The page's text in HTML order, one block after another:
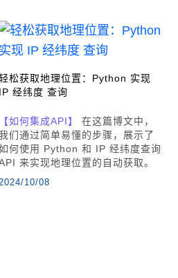
松获取地理位置：Python 实现
IP 经纬度 查询
【如何集成API】
在这篇博文中，
们通过简单易懂的步骤，展示了
何使用 Python 和 IP 经纬度查询
来实现地理位置的自动获取。
2024/10/08